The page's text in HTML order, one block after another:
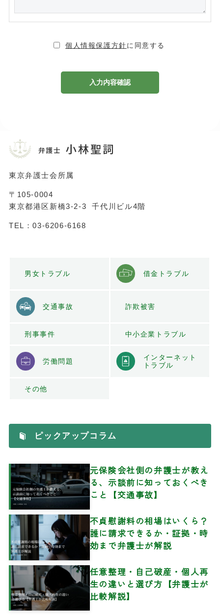
個人情報保護方針 に同意する
t
r
n
a
t
東京弁護士会所属
〒105-0004
東京都港区新橋3-2-3 千代川ビル4階
TEL：03-6206-6168
男女トラブル 借金トラブル
交通事故 詐欺被害
刑事事件
中小企業トラブ
インターネット
ピックアップコラム
元保険会社側の弁護士が教え
る、示談前に知っておくべき
不貞慰謝料の相場はいくら？
誰に請求できるか・証拠・時
任意整理・自己破産・個人再
生の違いと選び方【弁護士が